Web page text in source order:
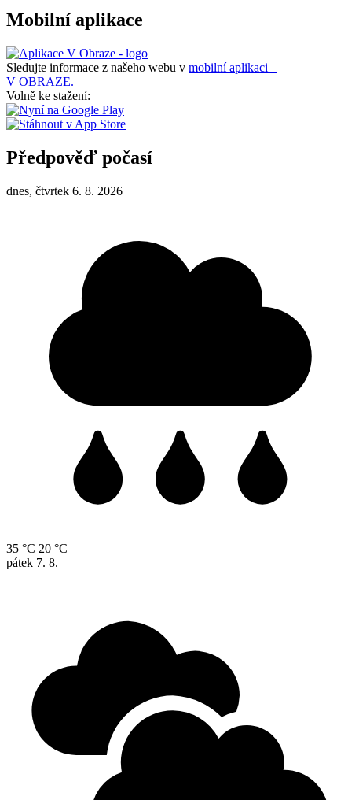
Mobilní aplikace
Sledujte informace z našeho webu v mobilní aplikaci –
V OBRAZE.
Volně ke stažení:
Předpověď počasí
dnes, čtvrtek 6. 8. 2026
35 °C 20 °C
pátek 7. 8.